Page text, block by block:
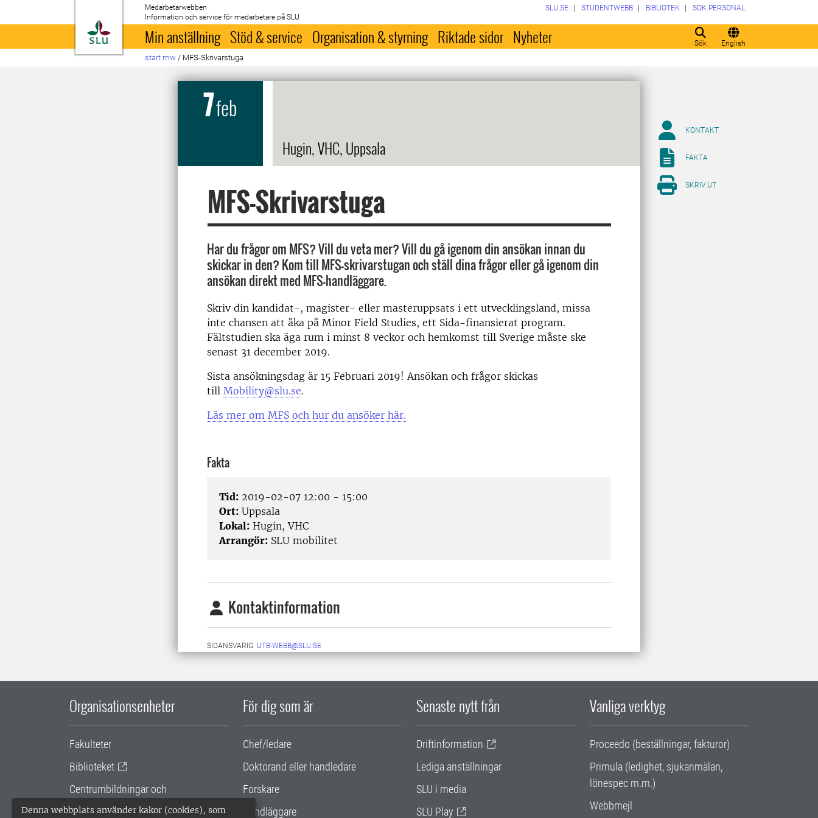
Denna webbplats använder kakor (cookies), som
Till startsida
Medarbetarwebben
Information och service för medarbetare på SLU
Sök English
SLU.SE STUDENTWEBB BIBLIOTEK SÖK PERSONAL
Min anställning Stöd & service Organisation & styrning Riktade sidor Nyheter
start mw / MFS-Skrivarstuga
7feb
Hugin, VHC, Uppsala
MFS-Skrivarstuga
Har du frågor om MFS? Vill du veta mer? Vill du gå igenom din ansökan innan du
skickar in den? Kom till MFS-skrivarstugan och ställ dina frågor eller gå igenom din
ansökan direkt med MFS-handläggare.
Skriv din kandidat-, magister- eller masteruppsats i ett utvecklingsland, missa
inte chansen att åka på Minor Field Studies, ett Sida-finansierat program.
Fältstudien ska äga rum i minst 8 veckor och hemkomst till Sverige måste ske
senast 31 december 2019.
Sista ansökningsdag är 15 Februari 2019! Ansökan och frågor skickas
till Mobility@slu.se.
Läs mer om MFS och hur du ansöker här.
Fakta
Tid: 2019-02-07 12:00 - 15:00
Ort: Uppsala
Lokal: Hugin, VHC
Arrangör: SLU mobilitet
Kontaktinformation
SIDANSVARIG: UTB-WEBB@SLU.SE
KONTAKT
FAKTA
SKRIV UT
Organisationsenheter
Fakulteter
Biblioteket
Centrumbildningar och
samarbetsprojekt
För dig som är
Chef/ledare
Doktorand eller handledare
Forskare
Handläggare
Senaste nytt från
Driftinformation
Lediga anställningar
SLU i media
SLU Play
Vanliga verktyg
Proceedo (beställningar, fakturor)
Primula (ledighet, sjukanmälan,
lönespec m.m.)
Webbmejl